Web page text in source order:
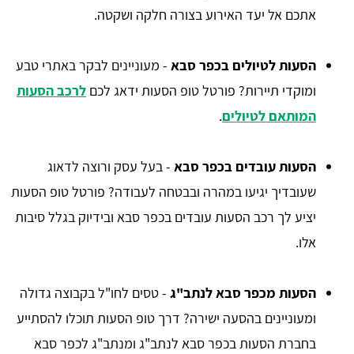
אתכם אל יעד האירוע בצורה חלקה ושקטה.
הסעות לטיולים בכפר סבא - מעוניינים לבקר באתרי טבע
ומוקדי תיירות? פורטל טופ הסעות ידאג לכם לרכב הסעות
המותאם לטיולים.
הסעות עובדים בכפר סבא - בעל עסק ורוצה לדאוג
שעובדיך יגיעו במהרה ובבטחה לעבודה? פורטל טופ הסעות
יציע לך רכב הסעות עובדים בכפר סבא ובידיוק בגלל סיבות
אלו.
הסעות מכפר סבא לנתב"ג - טסים לחו"ל בקבוצה גדולה
ומעוניינים בהסעה ישירה? דרך טופ הסעות תוכלו להסתייע
בחברת הסעות בכפר סבא לנתב"ג ומנתב"ג לכפר סבא